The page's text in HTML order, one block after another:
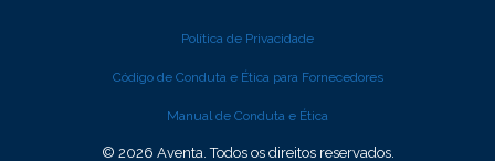
© 2026 Aventa. Todos os direitos reservados.
Política de Privacidade
Código de Conduta e Ética para Fornecedores
Manual de Conduta e Ética